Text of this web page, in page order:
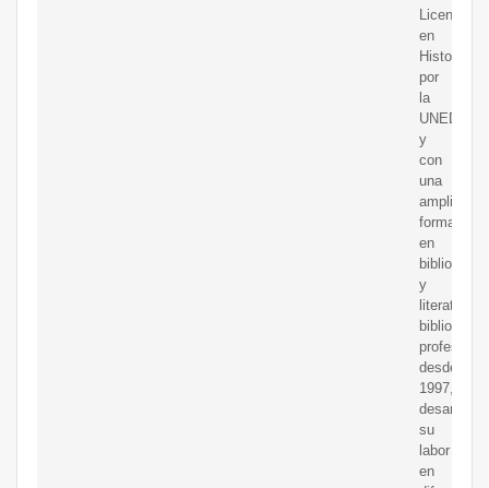
Licenciado
en
Historia
por
la
UNED,
y
con
una
amplia
formación
en
y
profesional
desde
1997,
su
labor
en